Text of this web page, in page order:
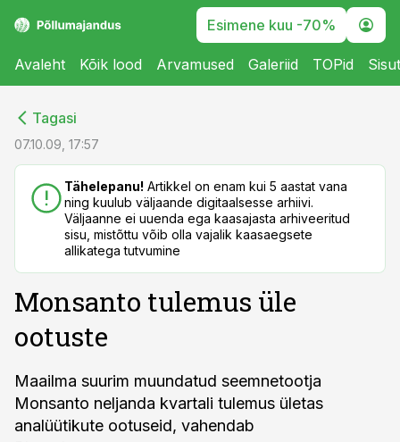
Esimene kuu -70%
Avaleht Kõik lood Arvamused Galeriid TOPid
Tagasi
07.10.09, 17:57
Tähelepanu! Artikkel on enam kui 5 aastat vana
ning kuulub väljaande digitaalsesse arhiivi.
Väljaanne ei uuenda ega kaasajasta arhiveeritud
sisu, mistõttu võib olla vajalik kaasaegsete
allikatega tutvumine
Monsanto tulemus üle
ootuste
Maailma suurim muundatud seemnetootja
Monsanto neljanda kvartali tulemus ületas
analüütikute ootuseid, vahendab